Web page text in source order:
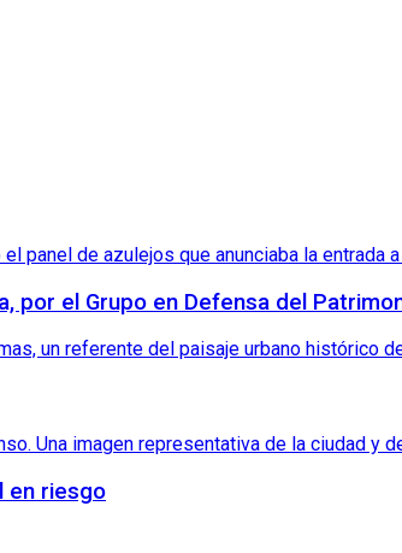
por el Grupo en Defensa del
en riesgo